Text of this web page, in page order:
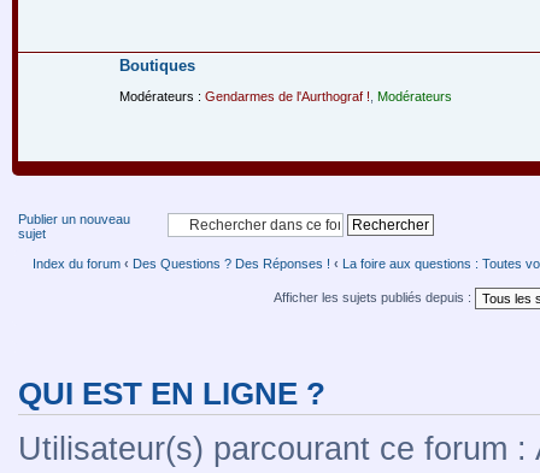
Boutiques
Modérateurs : Gendarmes de l'Aurthograf ! Modérateurs
Publier un nouveau
sujet
Index du forum ‹ Des Questions ? Des Réponses ! ‹ La foire aux questions : Toutes
Afficher les sujets publiés depuis :
QUI EST EN LIGNE ?
Utilisateur(s) parcourant ce forum